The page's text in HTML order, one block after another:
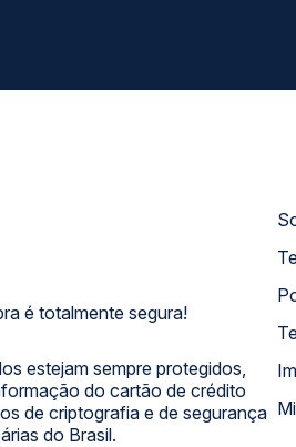
é totalmente segura!
estejam sempre protegidos,
do cartão de crédito
de criptografia e de segurança
do Brasil.